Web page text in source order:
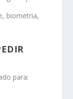
biometria,
para: